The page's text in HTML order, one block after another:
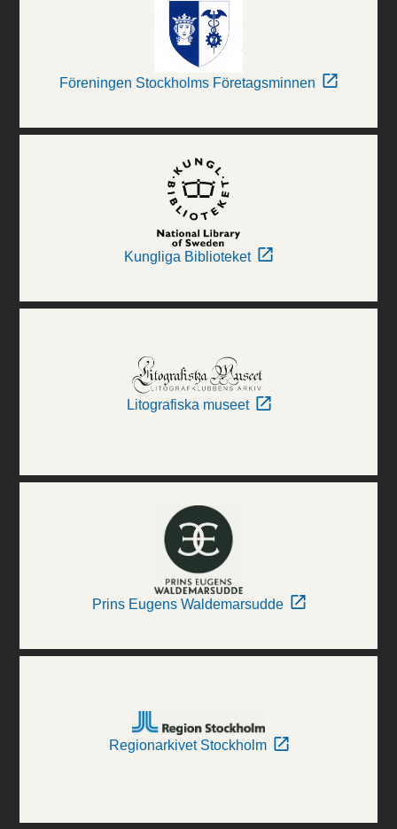
Föreningen Stockholms Företagsminnen
Kungliga Biblioteket
Litografiska museet
Prins Eugens Waldemarsudde
Regionarkivet Stockholm